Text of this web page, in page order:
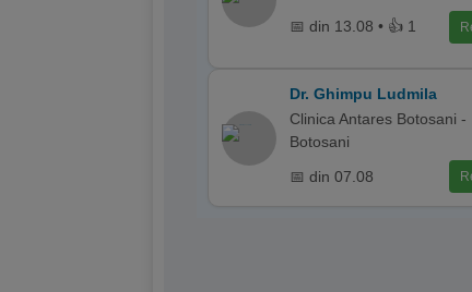
📅 din 13.08 • 👍 1
Dr. Ghimpu Ludmila
Clinica Antares Botosani -
Botosani
📅 din 07.08